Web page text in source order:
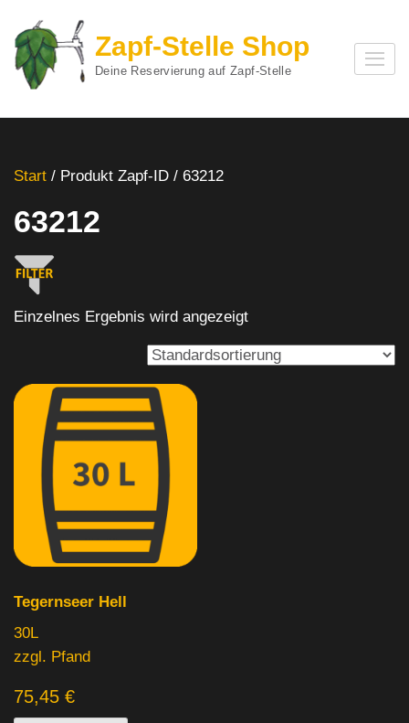
Inhalt
springen
(Enter
Zapf-Stelle Shop
Deine Reservierung auf Zapf-Stelle
Start / Produkt Zapf-ID / 63212
63212
Produkt Hersteller
Produkt Hersteller
Produkt Gebinde
10L(0)
15L(0)
20L (0)
5L
Einzelnes Ergebnis wird angezeigt
Tegernseer Hell
30L
zzgl. Pfand
75,45 €